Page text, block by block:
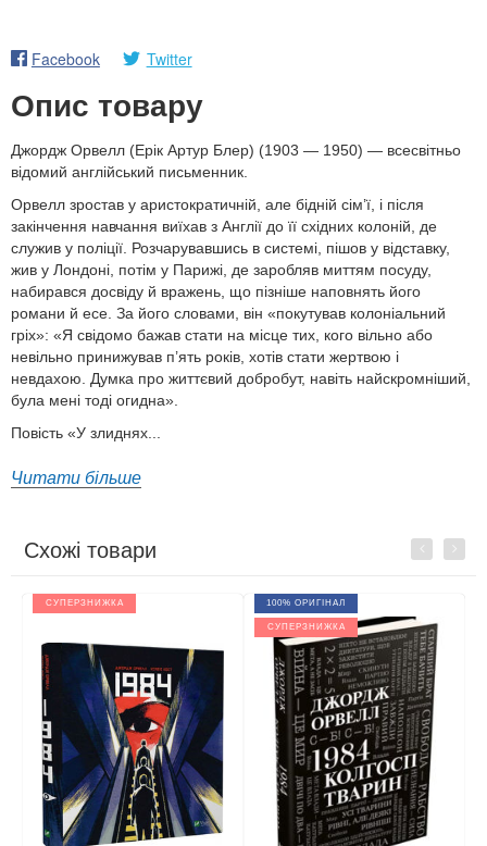
Facebook Twitter
Опис товару
Джордж Орвелл (Ерік Артур Блер) (1903 — 1950) — всесвітньо
відомий англійський письменник.
Орвелл зростав у аристократичній, але бідній сім’ї, і після
закінчення навчання виїхав з Англії до її східних колоній, де
служив у поліції. Розчарувавшись в системі, пішов у відставку,
жив у Лондоні, потім у Парижі, де заробляв миттям посуду,
набирався досвіду й вражень, що пізніше наповнять його
романи й есе. За його словами, він «покутував колоніальний
гріх»: «Я свідомо бажав стати на місце тих, кого вільно або
невільно принижував п’ять років, хотів стати жертвою і
невдахою. Думка про життєвий добробут, навіть найскромніший,
була мені тоді огидна».
Повість «У злиднях...
Читати більше
Схожі товари Previous
СУПЕРЗНИЖКА 100% ОРИГІНАЛ
СУПЕРЗНИЖКА
Next